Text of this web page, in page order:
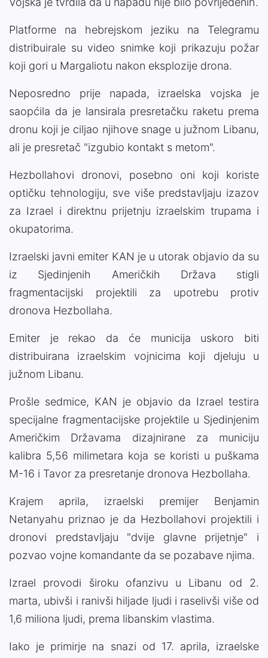
Platforme na hebrejskom jeziku na Telegramu
distribuirale su video snimke koji prikazuju požar
koji gori u Margaliotu nakon eksplozije drona.
Neposredno prije napada, izraelska vojska je
saopćila da je lansirala presretačku raketu prema
dronu koji je ciljao njihove snage u južnom Libanu,
ali je presretač "izgubio kontakt s metom".
Hezbollahovi dronovi, posebno oni koji koriste
optičku tehnologiju, sve više predstavljaju izazov
za Izrael i direktnu prijetnju izraelskim trupama i
okupatorima.
Izraelski javni emiter KAN je u utorak objavio da su
iz Sjedinjenih Američkih Država stigli
fragmentacijski projektili za upotrebu protiv
dronova Hezbollaha.
Emiter je rekao da će municija uskoro biti
distribuirana izraelskim vojnicima koji djeluju u
južnom Libanu.
Prošle sedmice, KAN je objavio da Izrael testira
specijalne fragmentacijske projektile u Sjedinjenim
Američkim Državama dizajnirane za municiju
kalibra 5,56 milimetara koja se koristi u puškama
M-16 i Tavor za presretanje dronova Hezbollaha.
Krajem aprila, izraelski premijer Benjamin
Netanyahu priznao je da Hezbollahovi projektili i
dronovi predstavljaju "dvije glavne prijetnje" i
pozvao vojne komandante da se pozabave njima.
Izrael provodi široku ofanzivu u Libanu od 2.
marta, ubivši i ranivši hiljade ljudi i raselivši više od
1,6 miliona ljudi, prema libanskim vlastima.
Iako je primirje na snazi ​​od 17. aprila, izraelske